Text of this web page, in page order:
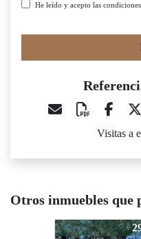
He leído y acepto las
Visitas a
Otros inmuebles que
719-BA-102719-